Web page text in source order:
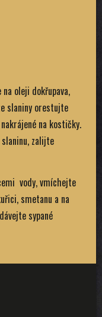
oleji dokřupava,
slaniny orestujte
na kostičky.
zalijte
vody, vmíchejte
smetanu a na
sypané